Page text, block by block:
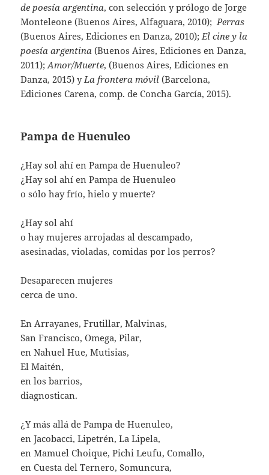
de poesía argentina, con selección y prólogo de Jorge
Monteleone (Buenos Aires, Alfaguara, 2010);Perras
(Buenos Aires, Ediciones en Danza, 2010);El cine y la
poesía argentina(Buenos Aires, Ediciones en Danza,
2011);Amor/Muerte, (Buenos Aires, Ediciones en
Danza, 2015) yLa frontera móvil (Barcelona,
Ediciones Carena, comp. de Concha García, 2015).
Pampa de Huenuleo
¿Hay sol ahí en Pampa de Huenuleo?
¿Hay sol ahí en Pampa de Huenuleo
o sólo hay frío, hielo y muerte?
¿Hay sol ahí
o hay mujeres arrojadas al descampado,
asesinadas, violadas, comidas por los perros?
Desaparecen mujeres
cerca de uno.
En Arrayanes, Frutillar, Malvinas,
San Francisco, Omega, Pilar,
en Nahuel Hue, Mutisias,
El Maitén,
en los barrios,
diagnostican.
¿Y más allá de Pampa de Huenuleo,
en Jacobacci, Lipetrén, La Lipela,
en Mamuel Choique, Pichi Leufu, Comallo,
en Cuesta del Ternero, Somuncura,